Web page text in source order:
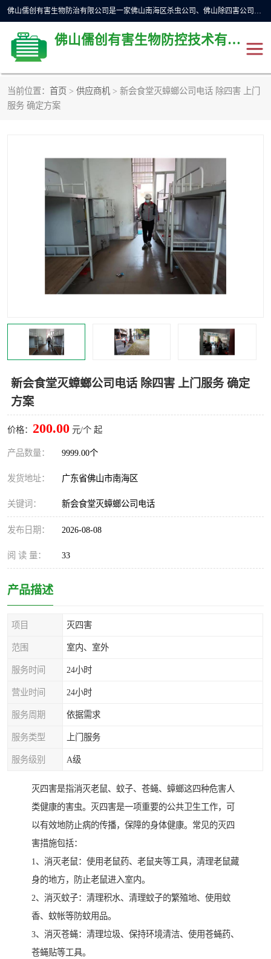
佛山儒创有害生物防治有限公司是一家佛山南海区杀虫公司、佛山除四害公司、佛山灭白蚁公司、佛山白蚁防治公司，让您远离虫害困扰。要问佛山白蚁防治哪家好？佛山儒创有害生物防治有限公司全佛山、广州，正规公司，上门勘查，可靠，售后有保障。
佛山儒创有害生物防控技术有限公司
当前位置： 首页 > 供应商机 > 新会食堂灭蟑螂公司电话 除四害 上门
服务 确定方案
新会食堂灭蟑螂公司电话 除四害 上门服务 确定
方案
价格： 200.00 元/个 起
产品数量： 9999.00个
发货地址： 广东省佛山市南海区
关键词： 新会食堂灭蟑螂公司电话
发布日期： 2026-08-08
阅 读 量： 33
产品描述
项目 灭四害
范围 室内、室外
服务时间 24小时
营业时间 24小时
服务周期 依据需求
服务类型 上门服务
服务级别 A级
灭四害是指消灭老鼠、蚊子、苍蝇、蟑螂这四种危害人
类健康的害虫。灭四害是一项重要的公共卫生工作，可
以有效地防止病的传播，保障的身体健康。常见的灭四
害措施包括：
1、消灭老鼠：使用老鼠药、老鼠夹等工具，清理老鼠藏
身的地方，防止老鼠进入室内。
2、消灭蚊子：清理积水、清理蚊子的繁殖地、使用蚊
香、蚊帐等防蚊用品。
3、消灭苍蝇：清理垃圾、保持环境清洁、使用苍蝇药、
苍蝇贴等工具。
除四害公司
佛山杀虫公司
佛山除四害公司 灭鼠
消杀
灭苍蝇 灭跳蚤
灭蟑螂
害虫防治 灭杀害虫